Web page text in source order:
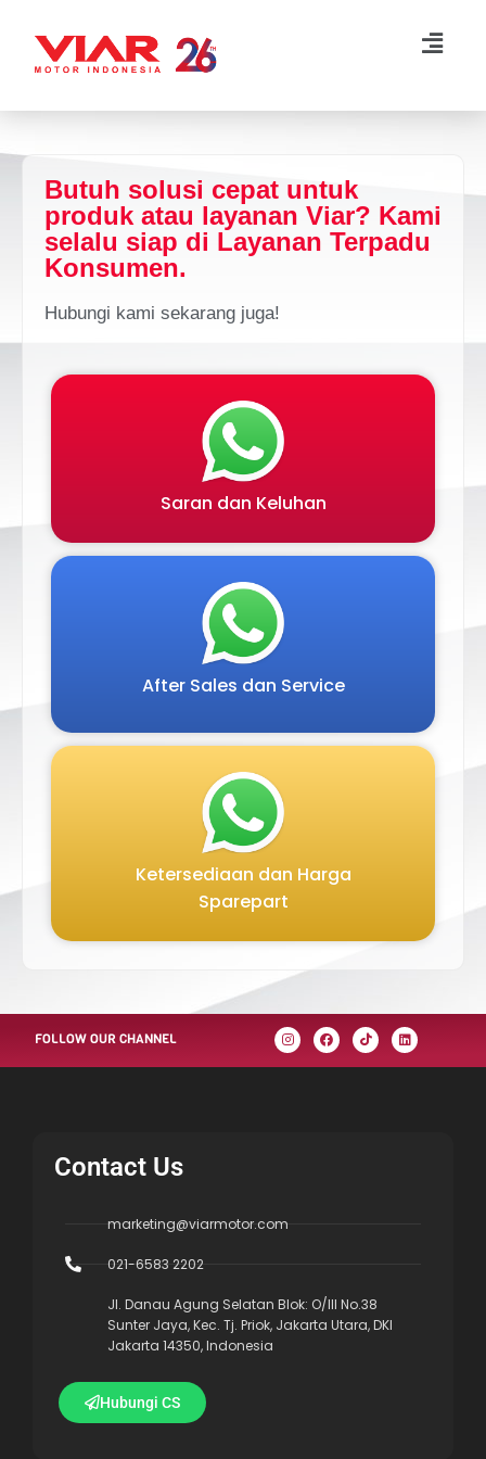
Lompat
konten
Butuh solusi cepat untuk
produk atau layanan Viar? Kami
selalu siap di Layanan Terpadu
Konsumen.
Hubungi kami sekarang juga!
Saran dan Keluhan
After Sales dan Service
Ketersediaan dan Harga
Sparepart
FOLLOW OUR CHANNEL
Contact Us
marketing@viarmotor.com
021-6583 2202
Jl. Danau Agung Selatan Blok: O/III No.38
Sunter Jaya, Kec. Tj. Priok, Jakarta Utara, DKI
Jakarta 14350, Indonesia
Hubungi CS